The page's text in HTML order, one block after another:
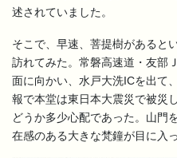
述されていました。
そこで、早速、菩提樹があると
訪れてみた。常磐高速道・友部
面に向かい、水戸大洗ICを出て
報で本堂は東日本大震災で被災
どうか多少心配であった。山門
在感のある大きな梵鐘が目に入っ